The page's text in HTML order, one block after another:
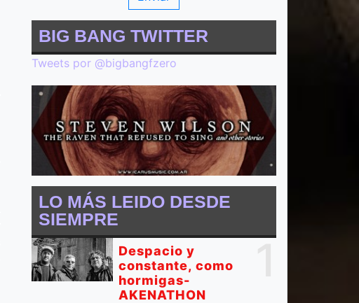
BIG BANG TWITTER
Tweets por @bigbangfzero
LO MÁS LEIDO DESDE
SIEMPRE
Despacio y
constante, como
hormigas-
AKENATHON